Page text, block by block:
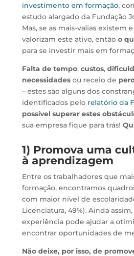
investimento em formação,
estudo alargado da Fundação
Mas, se as mais-valias existem
valorizam este ativo, então o
para se investir mais em
Falta de tempo, custos,
necessidadesou receio de
– estes são alguns dos
identificados pelo relatório da
possível superar estes
sua empresa fique para trás!
1) Promova uma
à aprendizagem
Entre os trabalhadores que
formação, encontramos
com maior nível de
Licenciatura, 49%). Ainda
experiência pode ajudar a
encontrar oportunidades de
Não deixe, por isso, de